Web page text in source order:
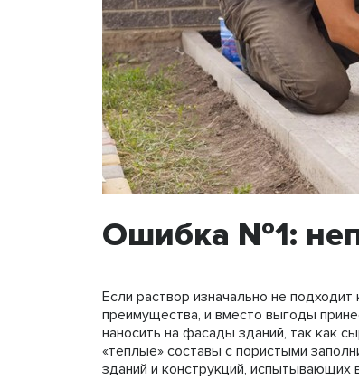
Ошибка №1:
Если раствор изначально не
преимущества, и вместо выгоды
наносить на фасады зданий, так как
«теплые» составы с пористыми
зданий и конструкций, испытывающих